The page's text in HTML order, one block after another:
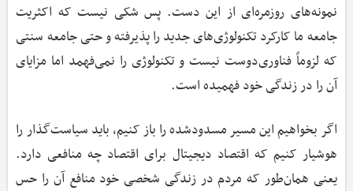
نمونه‌های روزمره‌ای از این دست. پس شکی نیست که اکثریت
جامعه ما کارکرد تکنولوژی‌های جدید را پذیرفته و حتی جامعه سنتی
که لزوماً فناوری‌دوست نیست و تکنولوژی را نمی‌فهمد اما مزایای
آن را در زندگی خود فهمیده است.
اگر بخواهیم این مسیر مسدودشده را باز کنیم، باید سیاست‌گذار را
هوشیار کنیم که اقتصاد دیجیتال برای اقتصاد چه منافعی دارد.
یعنی همان‌طور که مردم در زندگی شخصی خود منافع آن را حس